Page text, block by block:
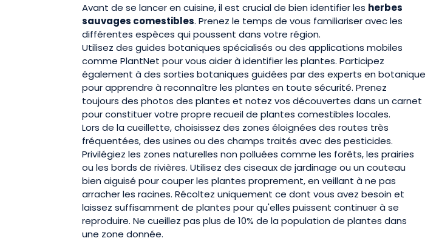
Avant de se lancer en cuisine, il est crucial de bien identifier les herbes
sauvages comestibles. Prenez le temps de vous familiariser avec les
différentes espèces qui poussent dans votre région.
Utilisez des guides botaniques spécialisés ou des applications mobiles
comme PlantNet pour vous aider à identifier les plantes. Participez
également à des sorties botaniques guidées par des experts en botanique
pour apprendre à reconnaître les plantes en toute sécurité. Prenez
toujours des photos des plantes et notez vos découvertes dans un carnet
pour constituer votre propre recueil de plantes comestibles locales.
Lors de la cueillette, choisissez des zones éloignées des routes très
fréquentées, des usines ou des champs traités avec des pesticides.
Privilégiez les zones naturelles non polluées comme les forêts, les prairies
ou les bords de rivières. Utilisez des ciseaux de jardinage ou un couteau
bien aiguisé pour couper les plantes proprement, en veillant à ne pas
arracher les racines. Récoltez uniquement ce dont vous avez besoin et
laissez suffisamment de plantes pour qu'elles puissent continuer à se
reproduire. Ne cueillez pas plus de 10% de la population de plantes dans
une zone donnée.